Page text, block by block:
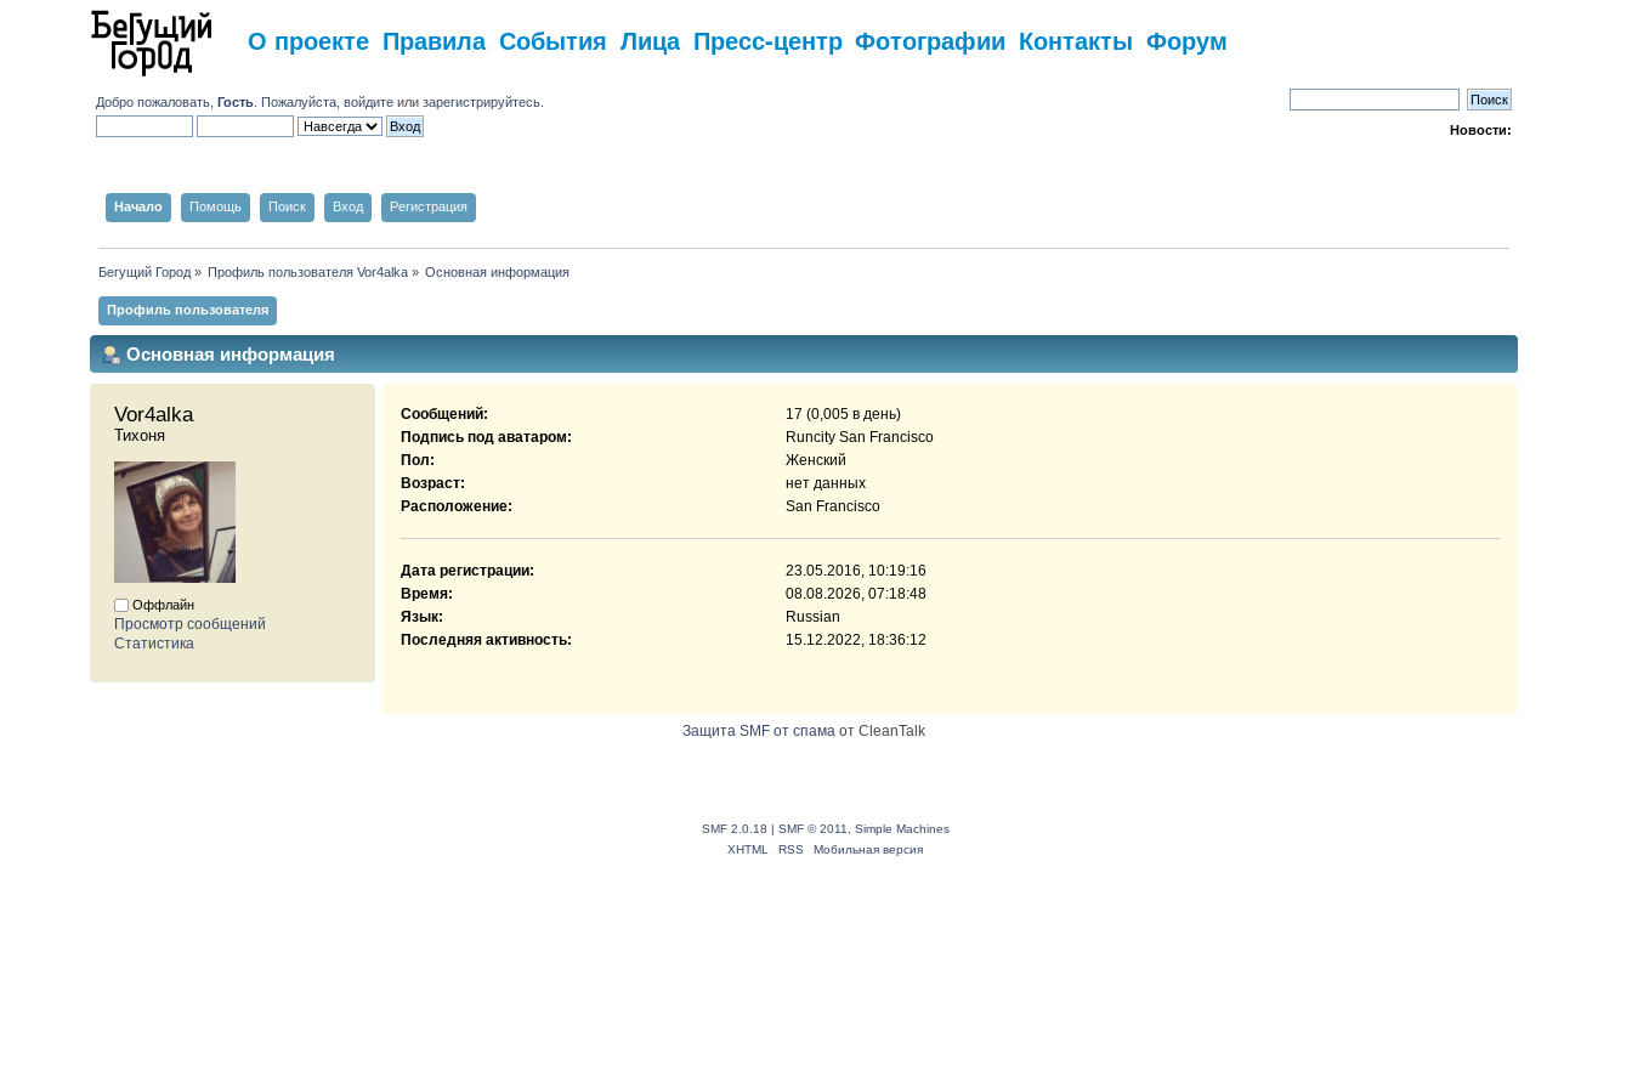
О проекте Правила События Лица Пресс-центр Фотографии Контакты Форум
Добро пожаловать,Гость . Пожалуйста,войдите илизарегистрируйтесь
Новости:
Начало Помощь Поиск Вход Регистрация
Бегущий Город» Профиль пользователя Vor4alka» Основная информация
Профиль пользователя
Основная информация
Vor4alka
Тихоня
Оффлайн
Просмотр сообщений
Статистика
Сообщений:
17 (0,005 в день)
Подпись под аватаром:
Runcity San Francisco
Пол:
Женский
Возраст:
нет данных
Расположение:
San Francisco
Дата регистрации:
23.05.2016, 10:19:16
Время:
08.08.2026, 07:18:48
Язык:
Russian
Последняя активность:
15.12.2022, 18:36:12
Защита SMF от спама от CleanTalk
SMF 2.0.18 | SMF © 2011, Simple Machines
XHTML
RSS Мобильная версия